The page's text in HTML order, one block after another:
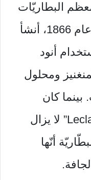
البطاريّات
بمجرد توصيلها بالدّائرة. في عام 1866، أنشأ
أنود
ومحلول
بينما كان
الإلكتروليت في خلية “Leclanché” لا يزال
أنّها